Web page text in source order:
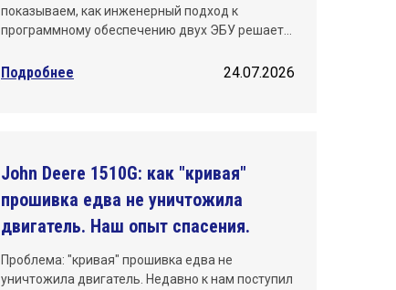
Хабаровск
показываем, как инженерный подход к
программному обеспечению двух ЭБУ решает…
Подробнее 24.07.2026
John Deere 1510G: как "кривая"
прошивка едва не уничтожила
двигатель. Наш опыт спасения.
Проблема: "кривая" прошивка едва не
уничтожила двигатель. Недавно к нам поступил